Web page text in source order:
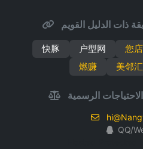
ذات الدليل القويم
快豚 户型网
您
燃赚
美邻汇
الرسمية
QQ/